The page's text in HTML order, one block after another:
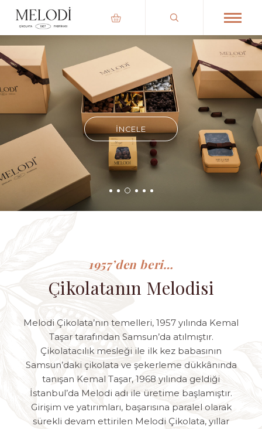
İNCELE
1957’den beri…
Çikolatanın Melodisi
Melodi Çikolata’nın temelleri, 1957 yılında Kemal
Taşar tarafından Samsun’da atılmıştır.
Çikolatacılık mesleği ile ilk kez babasının
Samsun’daki çikolata ve şekerleme dükkânında
tanışan Kemal Taşar, 1968 yılında geldiği
İstanbul’da Melodi adı ile üretime başlamıştır.
Girişim ve yatırımları, başarısına paralel olarak
sürekli devam ettirilen Melodi Çikolata, yıllar